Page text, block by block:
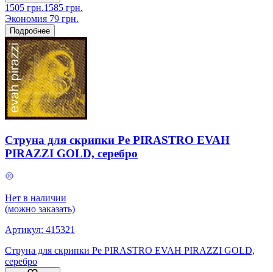
1505 грн.1585 грн.
Экономия 79 грн.
Подробнее
Струна для скрипки Ре PIRASTRO EVAH
PIRAZZI GOLD, серебро
Нет в наличии
(можно заказать)
Артикул: 415321
Струна для скрипки Ре PIRASTRO EVAH PIRAZZI GOLD,
серебро